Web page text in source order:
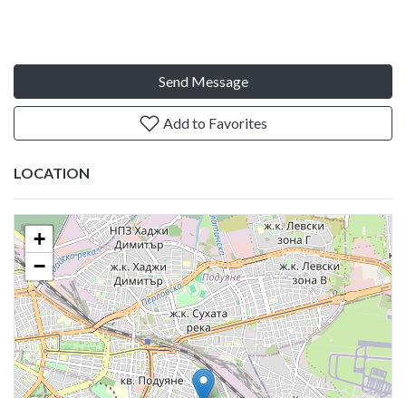
Send Message
Add to Favorites
LOCATION
+
−